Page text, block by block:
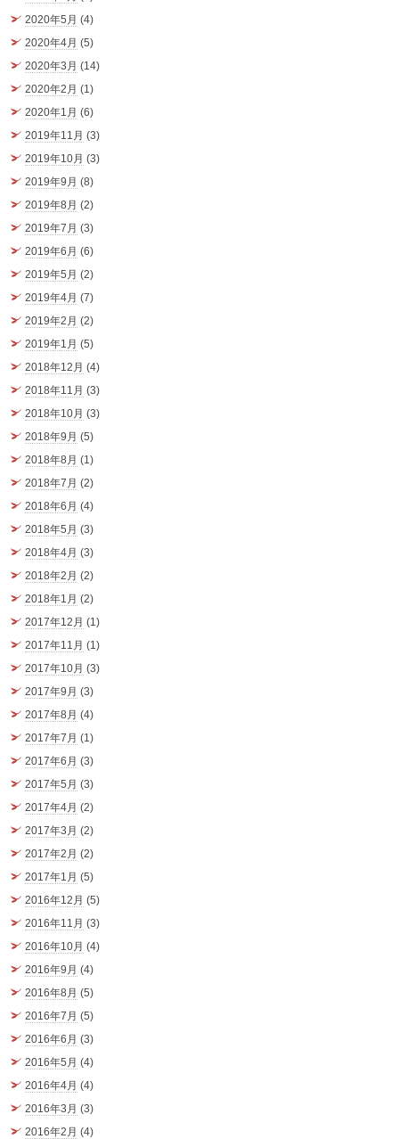
2020年5月 (4)
2020年4月 (5)
2020年3月 (14)
2020年2月 (1)
2020年1月 (6)
2019年11月 (3)
2019年10月 (3)
2019年9月 (8)
2019年8月 (2)
2019年7月 (3)
2019年6月 (6)
2019年5月 (2)
2019年4月 (7)
2019年2月 (2)
2019年1月 (5)
2018年12月 (4)
2018年11月 (3)
2018年10月 (3)
2018年9月 (5)
2018年8月 (1)
2018年7月 (2)
2018年6月 (4)
2018年5月 (3)
2018年4月 (3)
2018年2月 (2)
2018年1月 (2)
2017年12月 (1)
2017年11月 (1)
2017年10月 (3)
2017年9月 (3)
2017年8月 (4)
2017年7月 (1)
2017年6月 (3)
2017年5月 (3)
2017年4月 (2)
2017年3月 (2)
2017年2月 (2)
2017年1月 (5)
2016年12月 (5)
2016年11月 (3)
2016年10月 (4)
2016年9月 (4)
2016年8月 (5)
2016年7月 (5)
2016年6月 (3)
2016年5月 (4)
2016年4月 (4)
2016年3月 (3)
2016年2月 (4)